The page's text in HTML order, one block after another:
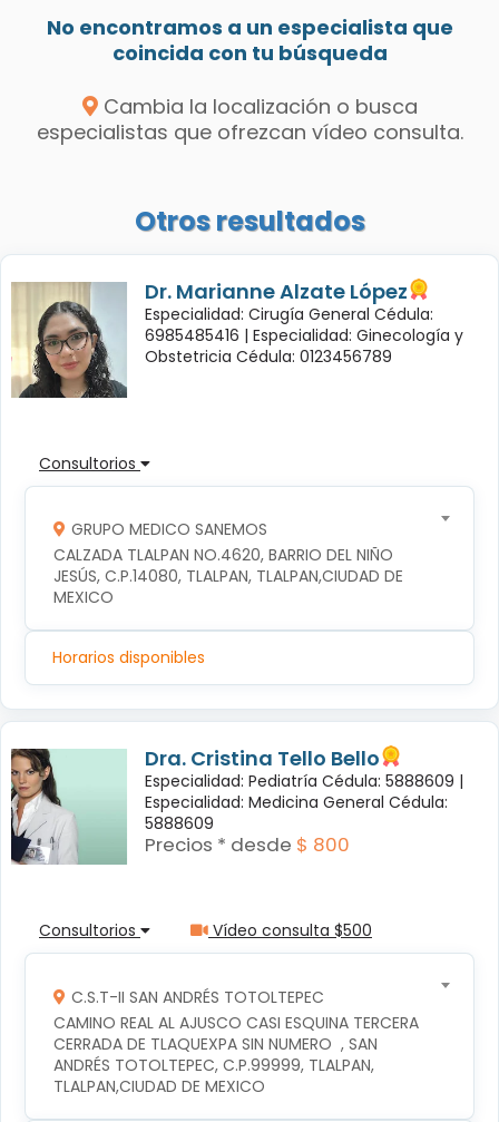
No encontramos a un especialista que
coincida con tu búsqueda
Cambia la localización o busca
especialistas que ofrezcan vídeo consulta.
Otros resultados
Dr. Marianne Alzate López
Especialidad: Cirugía General Cédula:
6985485416 | Especialidad: Ginecología y
Obstetricia Cédula: 0123456789
Consultorios
GRUPO MEDICO SANEMOS
CALZADA TLALPAN NO.4620, BARRIO DEL NIÑO
JESÚS, C.P.14080, TLALPAN, TLALPAN,CIUDAD DE
MEXICO
Horarios disponibles
Dra. Cristina Tello Bello
Especialidad: Pediatría Cédula: 5888609 |
Especialidad: Medicina General Cédula:
5888609
Precios * desde $ 800
Consultorios Vídeo consulta $500
C.S.T-II SAN ANDRÉS TOTOLTEPEC
CAMINO REAL AL AJUSCO CASI ESQUINA TERCERA
CERRADA DE TLAQUEXPA SIN NUMERO  , SAN
ANDRÉS TOTOLTEPEC, C.P.99999, TLALPAN,
TLALPAN,CIUDAD DE MEXICO